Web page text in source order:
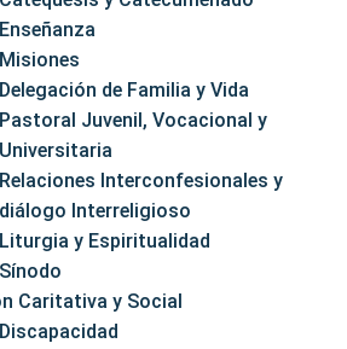
Enseñanza
Misiones
Delegación de Familia y Vida
Pastoral Juvenil, Vocacional y
Universitaria
Relaciones Interconfesionales y
diálogo Interreligioso
Liturgia y Espiritualidad
Sínodo
Caritativa y Social
Discapacidad